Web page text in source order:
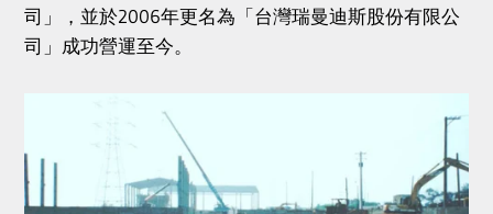
司」，並於2006年更名為「台灣瑞曼迪斯股份有限公
司」成功營運至今。